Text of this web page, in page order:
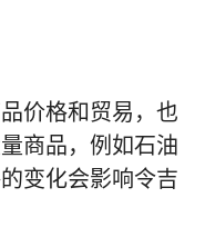
价格和贸易，也
商品，例如石油
变化会影响令吉